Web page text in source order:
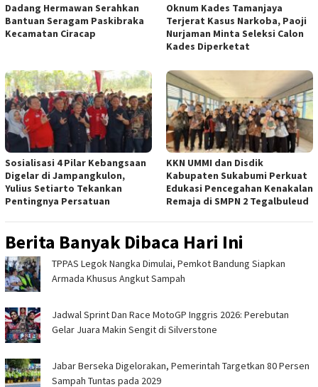
Dadang Hermawan Serahkan
Bantuan Seragam Paskibraka
Kecamatan Ciracap
Oknum Kades Tamanjaya
Terjerat Kasus Narkoba, Paoji
Nurjaman Minta Seleksi Calon
Kades Diperketat
Sosialisasi 4 Pilar Kebangsaan
Digelar di Jampangkulon,
Yulius Setiarto Tekankan
Pentingnya Persatuan
KKN UMMI dan Disdik
Kabupaten Sukabumi Perkuat
Edukasi Pencegahan Kenakalan
Remaja di SMPN 2 Tegalbuleud
Berita Banyak Dibaca Hari Ini
TPPAS Legok Nangka Dimulai, Pemkot Bandung Siapkan
Armada Khusus Angkut Sampah
Jadwal Sprint Dan Race MotoGP Inggris 2026: Perebutan
Gelar Juara Makin Sengit di Silverstone
Jabar Berseka Digelorakan, Pemerintah Targetkan 80 Persen
Sampah Tuntas pada 2029